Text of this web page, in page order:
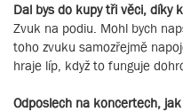
Dal bys do kupy tři věci, díky
Zvuk na podiu. Mohl bych
toho zvuku samozřejmě
hraje líp, když to funguje
Odposlech na koncertech,